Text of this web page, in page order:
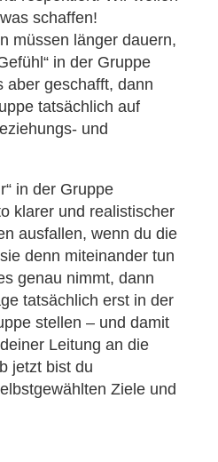
schaffen!
müssen länger dauern,
in der Gruppe
aber geschafft, dann
tatsächlich auf
und
in der Gruppe
klarer und realistischer
ausfallen, wenn du die
denn miteinander tun
genau nimmt, dann
tatsächlich erst in der
stellen – und damit
Leitung an die
jetzt bist du
Ziele und